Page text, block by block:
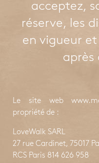
acceptez,
réserve, les
en vigueur
après
Le site web
propriété de :
LoveWalk SARL
27 rue Cardinet, 75017
RCS Paris 814 626 958